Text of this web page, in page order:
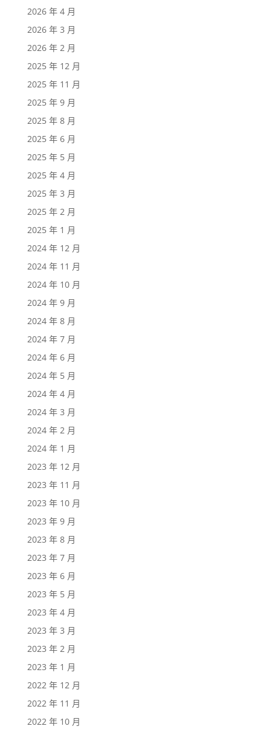
2026 年 4 月
2026 年 3 月
2026 年 2 月
2025 年 12 月
2025 年 11 月
2025 年 9 月
2025 年 8 月
2025 年 6 月
2025 年 5 月
2025 年 4 月
2025 年 3 月
2025 年 2 月
2025 年 1 月
2024 年 12 月
2024 年 11 月
2024 年 10 月
2024 年 9 月
2024 年 8 月
2024 年 7 月
2024 年 6 月
2024 年 5 月
2024 年 4 月
2024 年 3 月
2024 年 2 月
2024 年 1 月
2023 年 12 月
2023 年 11 月
2023 年 10 月
2023 年 9 月
2023 年 8 月
2023 年 7 月
2023 年 6 月
2023 年 5 月
2023 年 4 月
2023 年 3 月
2023 年 2 月
2023 年 1 月
2022 年 12 月
2022 年 11 月
2022 年 10 月